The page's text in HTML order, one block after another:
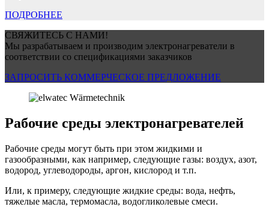
ПОДРОБНЕЕ
СВЯЖИТЕСЬ С НАМИ!
Мы разрабатываем и производим электронагреватели в
соответствии со спецификациями заказчиков
ЗАПРОСИТЬ КОММЕРЧЕСКОЕ ПРЕДЛОЖЕНИЕ
Рабочие среды электронагревателей
Рабочие среды могут быть при этом жидкими и
газообразными, как например, следующие газы: воздух, азот,
водород, углеводороды, аргон, кислород и т.п.
Или, к примеру, следующие жидкие среды: вода, нефть,
тяжелые масла, термомасла, водогликолевые смеси.